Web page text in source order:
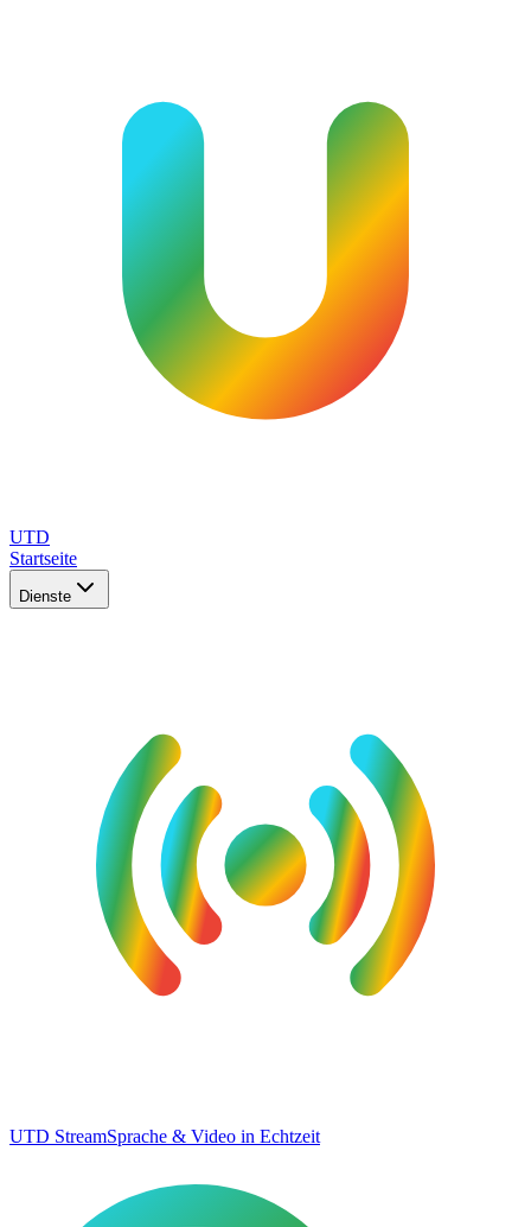
UTD
Startseite
Dienste
UTD StreamSprache & Video in Echtzeit